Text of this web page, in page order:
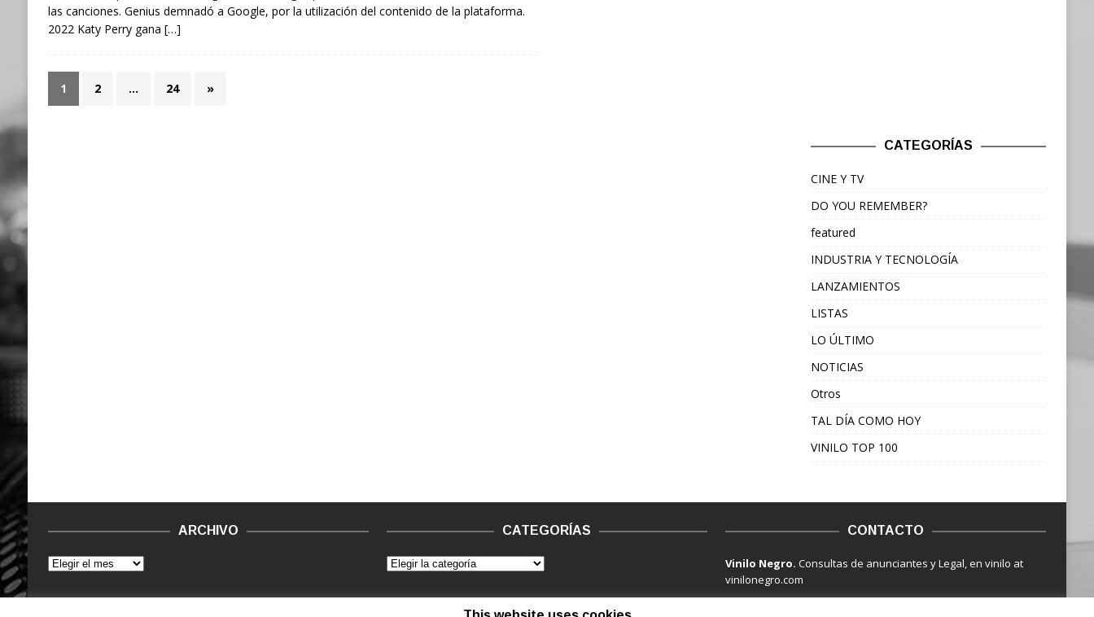
las canciones. Genius demnadó a Google, por la utilización del contenido de la plataforma.
2022 Katy Perry gana […]
1 2 … 24 »
CATEGORÍAS
CINE Y TV
DO YOU REMEMBER?
featured
INDUSTRIA Y TECNOLOGÍA
LANZAMIENTOS
LISTAS
LO ÚLTIMO
NOTICIAS
Otros
TAL DÍA COMO HOY
VINILO TOP 100
ARCHIVO CATEGORÍAS CONTACTO
Vinilo Negro.Consultas de anunciantes y Legal, en vinilo at
vinilonegro.com